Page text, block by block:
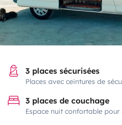
3 places sécurisées
Places avec ceintures de
3 places de couchage
Espace nuit confortable pour